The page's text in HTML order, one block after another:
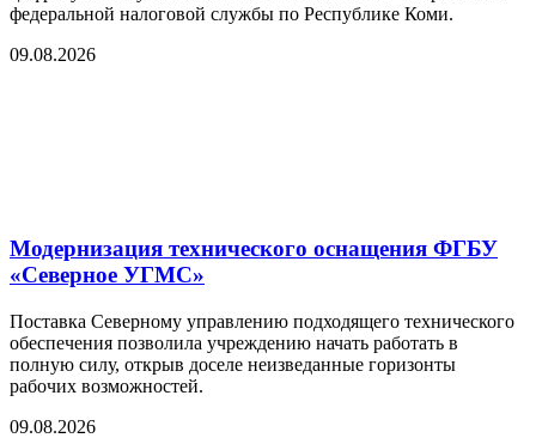
федеральной налоговой службы по Республике Коми.
09.08.2026
Модернизация технического оснащения ФГБУ
«Северное УГМС»
Поставка Северному управлению подходящего технического
обеспечения позволила учреждению начать работать в
полную силу, открыв доселе неизведанные горизонты
рабочих возможностей.
09.08.2026